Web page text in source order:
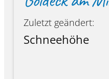
Zuletzt geändert:
Schneehöhe